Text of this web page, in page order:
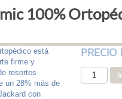
100%
está
firme y
resortes
un 28% más de
con